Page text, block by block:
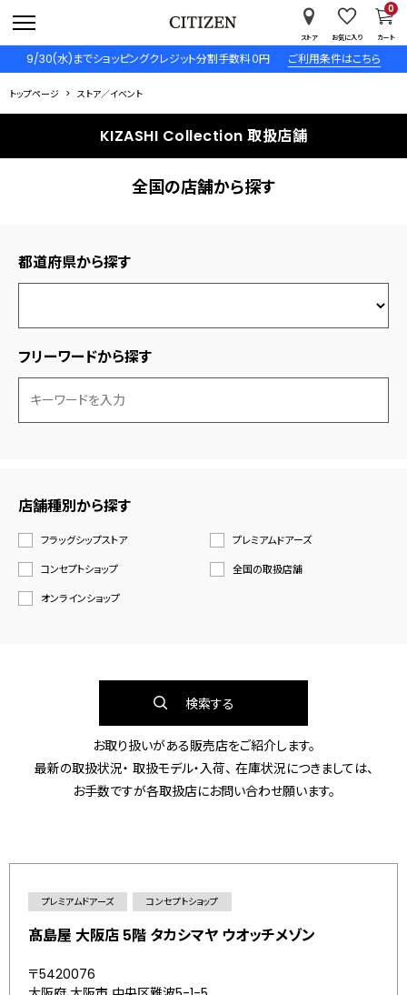
9/30(水)までショッピングクレジット分割手数料０円 ご利用条件はこちら
ストア お気に入り カート
0
トップページ ストア／イベント
KIZASHI Collection 取扱店舗
全国の店舗から探す
都道府県から探す
フリーワードから探す
店舗種別から探す
フラッグシップストア
プレミアムドアーズ
コンセプトショップ
全国の取扱店舗
オンラインショップ
検索する
お取り扱いがある販売店をご紹介します。
最新の取扱状況・ 取扱モデル・入荷、 在庫状況につきましては、
お手数ですが各取扱店にお問い合わせ願います。
プレミアムドアーズ コンセプトショップ
髙島屋 大阪店 5階 タカシマヤ ウオッチメゾン
〒5420076